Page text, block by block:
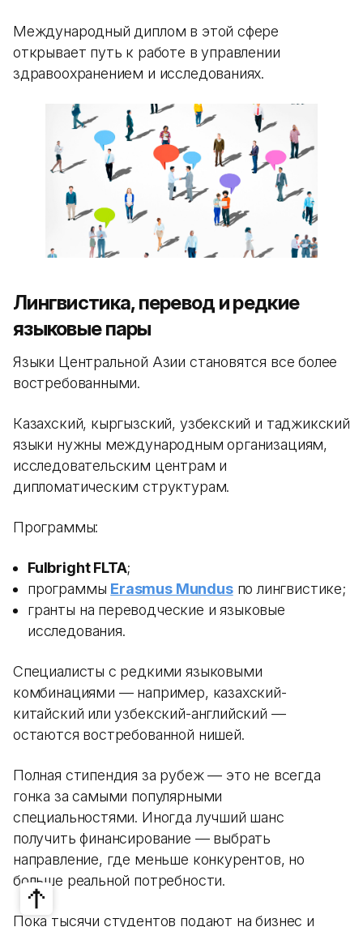
Международный диплом в этой сфере
открывает путь к работе в управлении
здравоохранением и исследованиях.
Лингвистика, перевод и редкие
языковые пары
Языки Центральной Азии становятся все более
востребованными.
Казахский, кыргызский, узбекский и таджикский
языки нужны международным организациям,
исследовательским центрам и
дипломатическим структурам.
Программы:
Fulbright FLTA;
программы Erasmus Mundusпо лингвистике;
гранты на переводческие и языковые
исследования.
Специалисты с редкими языковыми
комбинациями — например, казахский-
китайский или узбекский-английский —
остаются востребованной нишей.
Полная стипендия за рубеж — это не всегда
гонка за самыми популярными
специальностями. Иногда лучший шанс
получить финансирование — выбрать
направление, где меньше конкурентов, но
больше реальной потребности.
Пока тысячи студентов подают на бизнес и